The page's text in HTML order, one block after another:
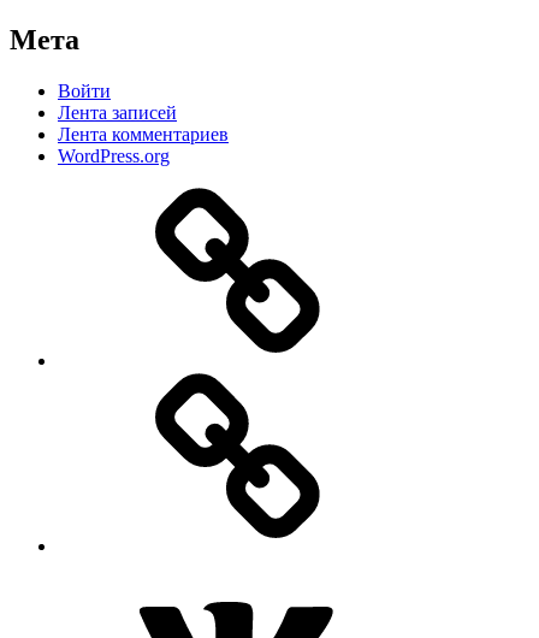
Мета
Войти
Лента записей
Лента комментариев
WordPress.org